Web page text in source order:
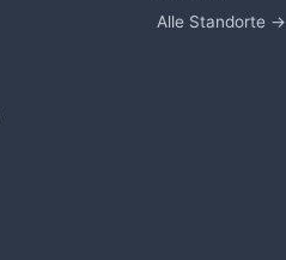
Alle Standorte →